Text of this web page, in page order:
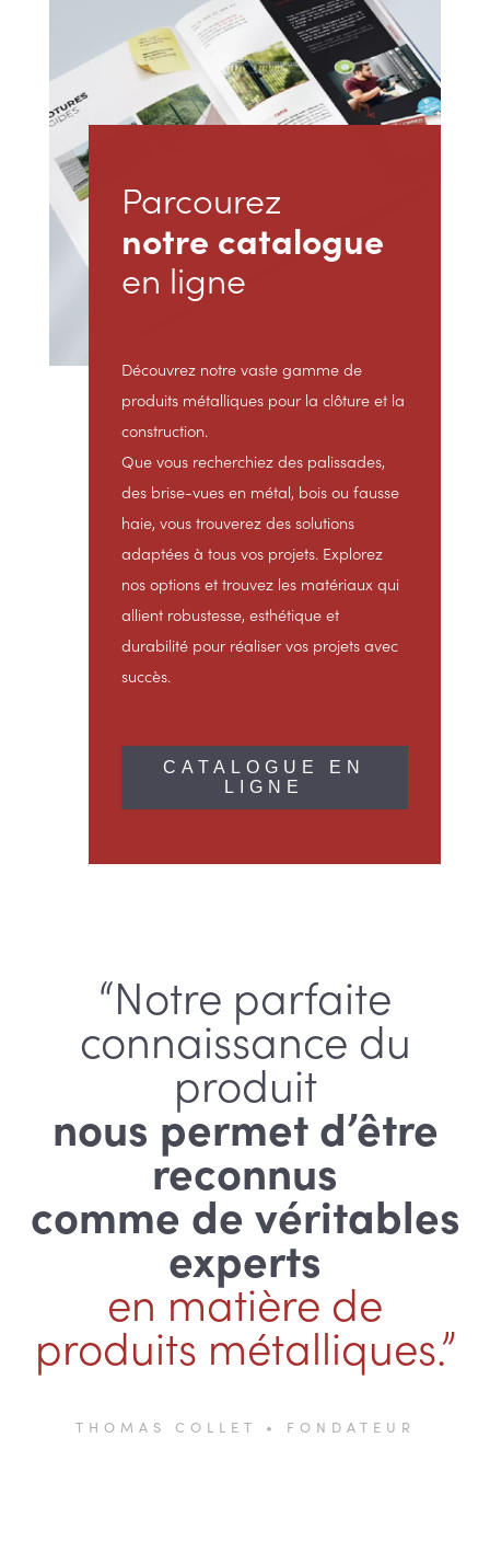
Parcourez
notre catalogue
en ligne
Découvrez notre vaste gamme de
produits métalliques pour la clôture et la
construction.
Que vous recherchiez des palissades,
des brise-vues en métal, bois ou fausse
haie, vous trouverez des solutions
adaptées à tous vos projets. Explorez
nos options et trouvez les matériaux qui
allient robustesse, esthétique et
durabilité pour réaliser vos projets avec
succès.
CATALOGUE EN
LIGNE
“Notre parfaite
connaissance du
produit
nous permet d’être
reconnus
comme de véritables
experts
en matière de
produits métalliques.”
THOMAS COLLET • FONDATEUR